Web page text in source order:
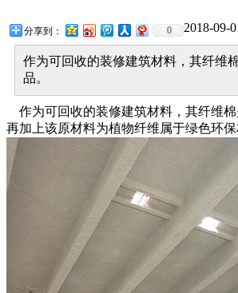
分享到： 0 2018-09-
作为可回收的装修建筑材料，其纤维
品。
作为可回收的装修建筑材料，其纤维棉
再加上该原材料为植物纤维属于绿色环